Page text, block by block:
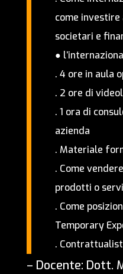
come
societari e
●
. 4 ore in aula
. 2 ore di
. 1 ora di
azienda
. Materiale
. Come
prodotti o
. Come
Temporary
.
– Docente: Dott.